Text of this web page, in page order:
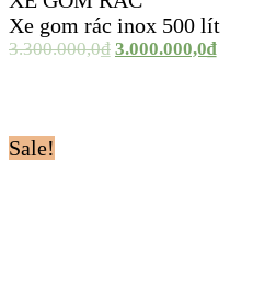
Xe gom rác inox 500 lít
3.300.000,0₫ 3.000.000,0₫
Sale!